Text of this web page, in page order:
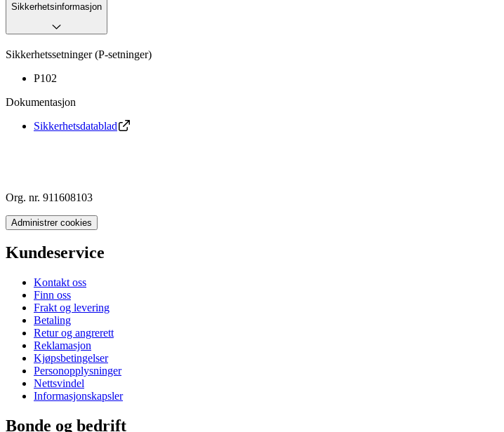
Sikkerhetsinformasjon
Sikkerhetssetninger (P-setninger)
P102
Dokumentasjon
Sikkerhetsdatablad
Org. nr. 911608103
Administrer cookies
Kundeservice
Kontakt oss
Finn oss
Frakt og levering
Betaling
Retur og angrerett
Reklamasjon
Kjøpsbetingelser
Personopplysninger
Nettsvindel
Informasjonskapsler
Bonde og bedrift